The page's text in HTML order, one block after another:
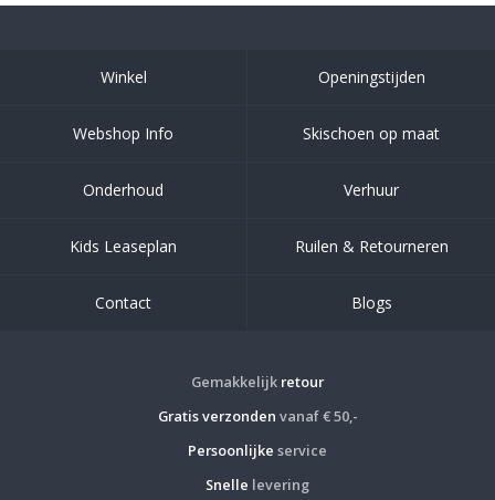
Winkel Openingstijden
Webshop Info Skischoen op maat
Onderhoud Verhuur
Kids Leaseplan Ruilen & Retourneren
Contact Blogs
Gemakkelijk retour
Gratis verzonden vanaf € 50,-
Persoonlijke service
Snelle levering